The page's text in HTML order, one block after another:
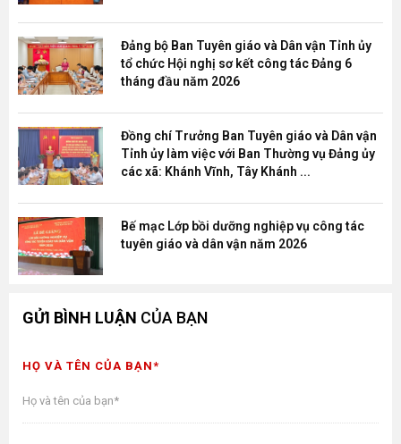
Đảng bộ Ban Tuyên giáo và Dân vận Tỉnh ủy
tổ chức Hội nghị sơ kết công tác Đảng 6
tháng đầu năm 2026
Đồng chí Trưởng Ban Tuyên giáo và Dân vận
Tỉnh ủy làm việc với Ban Thường vụ Đảng ủy
các xã: Khánh Vĩnh, Tây Khánh ...
Bế mạc Lớp bồi dưỡng nghiệp vụ công tác
tuyên giáo và dân vận năm 2026
GỬI BÌNH LUẬN CỦA BẠN
HỌ VÀ TÊN CỦA BẠN*